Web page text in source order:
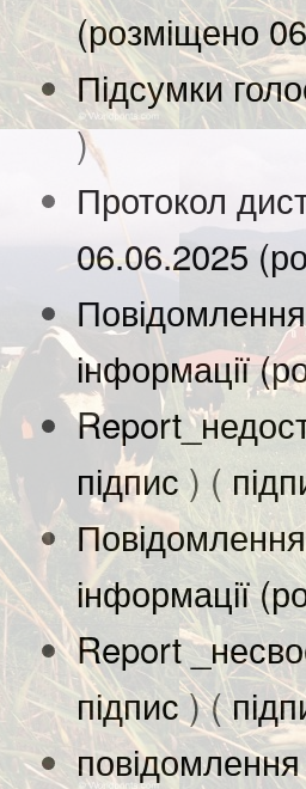
(розміщено
Підсумки
)
Протокол
06.06.2025
інформації
підпис) (
інформації
Report
підпис) (